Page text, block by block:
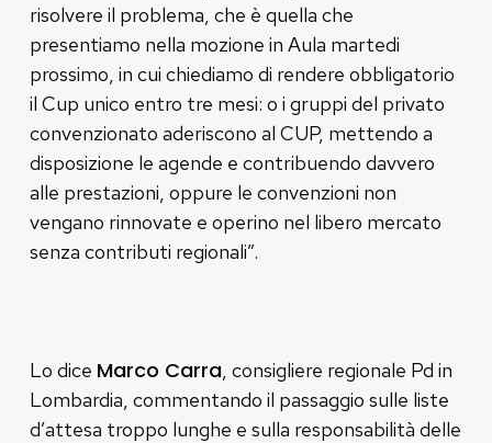
risolvere il problema, che è quella che
presentiamo nella mozione in Aula martedi
prossimo, in cui chiediamo di rendere obbligatorio
il Cup unico entro tre mesi: o i gruppi del privato
convenzionato aderiscono al CUP, mettendo a
disposizione le agende e contribuendo davvero
alle prestazioni, oppure le convenzioni non
vengano rinnovate e operino nel libero mercato
senza contributi regionali”.
Lo dice Marco Carra, consigliere regionale Pd in
Lombardia, commentando il passaggio sulle liste
d’attesa troppo lunghe e sulla responsabilità delle